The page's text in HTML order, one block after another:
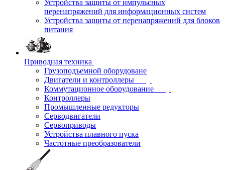
Устройства защиты от импульсных
перенапряжений для информационных систем
Устройства защиты от перенапряжений для блоков
питания
Приводная техника
Грузоподъемной оборудоване
Двигатели и контроллеры
Коммутационное оборудование
Контроллеры
Промышленные редукторы
Серводвигатели
Сервоприводы
Устройства плавного пуска
Частотные преобразователи